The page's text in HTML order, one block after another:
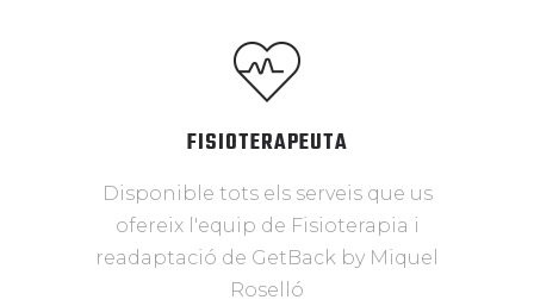
FISIOTERAPEUTA
Disponible tots els serveis que us
ofereix l'equip de Fisioterapia i
readaptació de GetBack by Miquel
Roselló